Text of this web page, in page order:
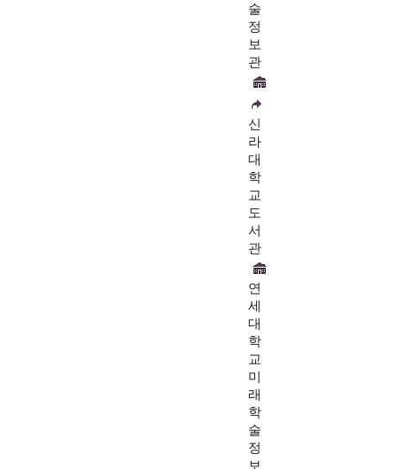
술
정
보
관
신
라
대
학
교
도
서
관
연
세
대
학
교
미
래
학
술
정
보